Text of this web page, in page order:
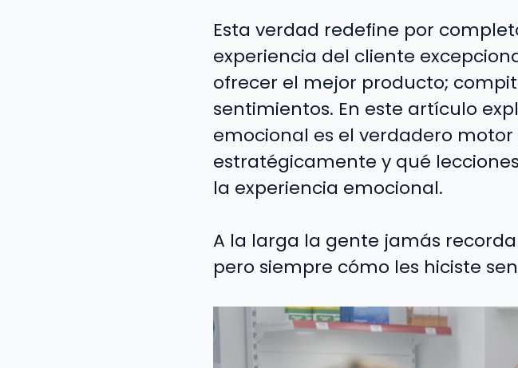
Esta verdad redefine por
experiencia del cliente
ofrecer el mejor producto;
sentimientos. En este artículo
emocional es el verdadero
estratégicamente y qué
la experiencia emocional.
A la larga la gente jamás
pero siempre cómo les hiciste